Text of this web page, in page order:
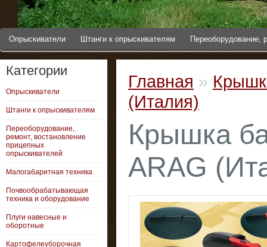
Опрыскиватели Штанги к опрыскивателям Переоборудование,
Категории
Опрыскиватели
Штанги к опрыскивателям
Переоборудование,
ремонт, востановление
прицепных
опрыскивателей
Малогабаритная техника
Почвообрабатывающая
техника и оборудование
Плуги навесные и
оборотные
Картофелеуборочная
Главная »
(Италия)
Крышка
ARAG